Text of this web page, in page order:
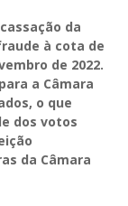
da
à cota de
de 2022.
a Câmara
o que
dos votos
da Câmara